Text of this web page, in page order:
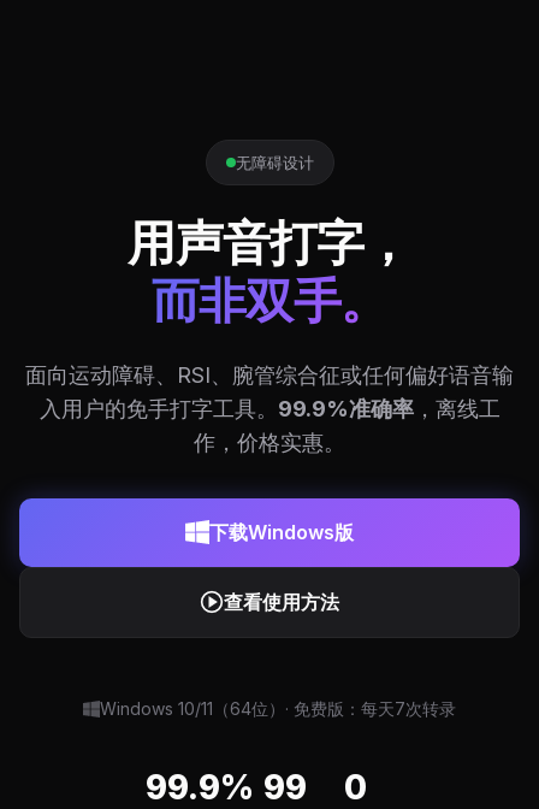
无障碍设计
用声音打字，
而非双手。
面向运动障碍、RSI、腕管综合征或任何偏好语音输
入用户的免手打字工具。 99.9%准确率，离线工
作，价格实惠。
下载Windows版
查看使用方法
Windows 10/11（64位）· 免费版：每天7次转录
99.9% 99 0